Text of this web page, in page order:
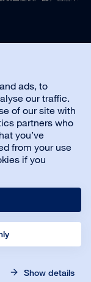
ads, to
our traffic.
of our site with
partners who
you’ve
from your use
if you
Show details